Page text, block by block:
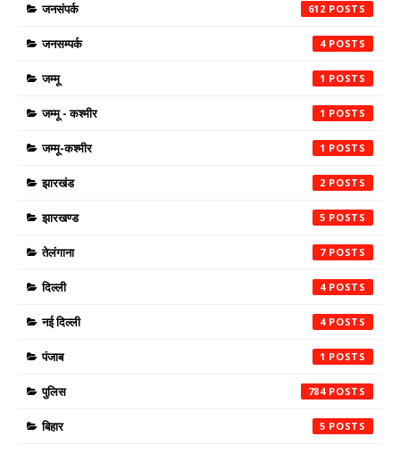
जनसंपर्क 612
जनसम्पर्क 4
जम्मू 1
जम्मू - कश्मीर 1
जम्मू-कश्मीर 1
झारखंड 2
झारखण्ड 5
तेलंगाना 7
दिल्ली 4
नई दिल्ली 4
पंजाब 1
पुलिस 784
बिहार 5